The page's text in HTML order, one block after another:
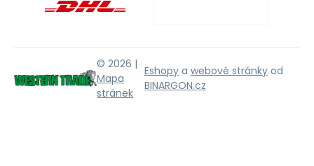
© 2026 |
Mapa
stránek
Eshopy a webové stránky od
BINARGON.cz